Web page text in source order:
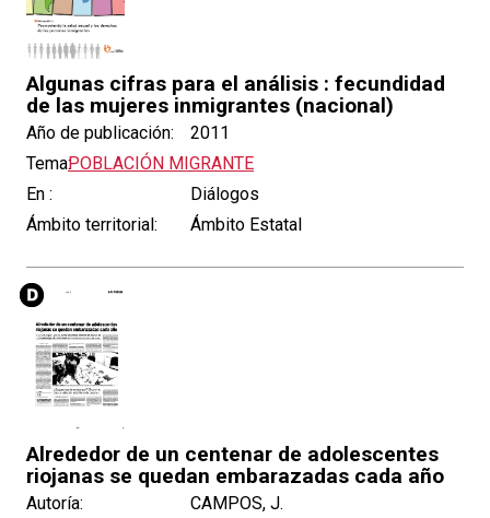
Algunas cifras para el análisis : fecundidad
de las mujeres inmigrantes (nacional)
Año de publicación:
2011
Tema:POBLACIÓN MIGRANTE
En :
Diálogos
Ámbito territorial:
Ámbito Estatal
Alrededor de un centenar de adolescentes
riojanas se quedan embarazadas cada año
Autoría:
CAMPOS, J.